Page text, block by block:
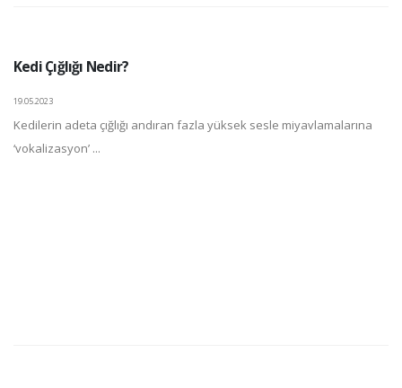
Kedi Çığlığı Nedir?
19.05.2023
Kedilerin adeta çığlığı andıran fazla yüksek sesle miyavlamalarına
‘vokalizasyon’ ...